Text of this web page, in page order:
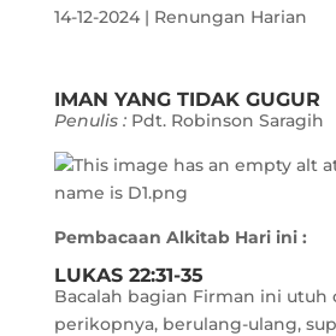
14-12-2024| Renungan Harian
IMAN YANG TIDAK GUGUR
Penulis : Pdt. Robinson Saragih
Pembacaan Alkitab Hari ini :
LUKAS 22:31-35
Bacalah bagian Firman ini utuh
perikopnya, berulang-ulang,